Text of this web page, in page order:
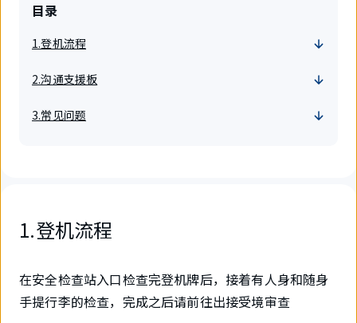
目录
1.登机流程
2.沟通支援板
3.常见问题
1.登机流程
在安全检查站入口检查完登机牌后，接着有人身和随身
手提行李的检查，完成之后请前往出接受境审查